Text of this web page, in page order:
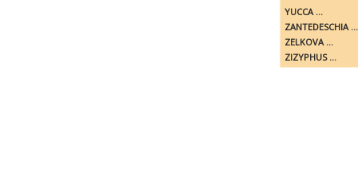
YUCCA ...
ZANTEDESCHIA ...
ZELKOVA ...
ZIZYPHUS ...